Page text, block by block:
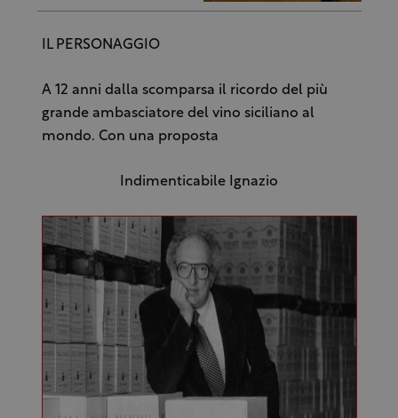
IL PERSONAGGIO
A 12 anni dalla scomparsa il ricordo del più
grande ambasciatore del vino siciliano al
mondo. Con una proposta
Indimenticabile Ignazio